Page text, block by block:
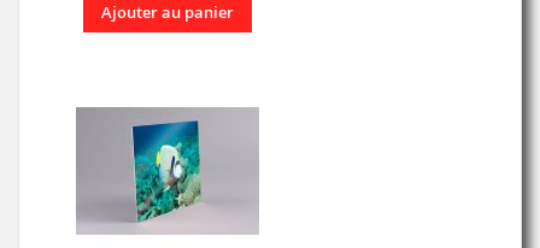
Ajouter au panier